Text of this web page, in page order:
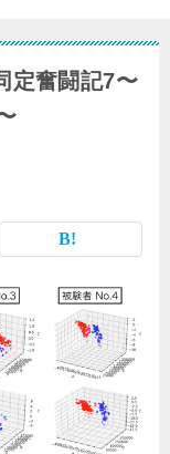
定奮闘記7〜